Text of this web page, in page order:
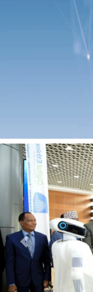
Previous